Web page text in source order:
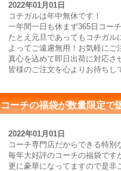
2022年01月01日
コチガルは年中無休です！
一年間一日も休まず365日コー
たとえ元旦であってもコチガル
よってご遠慮無用！お気軽にご
真心を込めて即日出荷に対応さ
皆様のご注文を心よりお待ちし
コーチの福袋が数量限定で
2022年01月01日
コーチ専門店だからできる特別
毎年大好評のコーチの福袋です
更に豪華になってますので是非